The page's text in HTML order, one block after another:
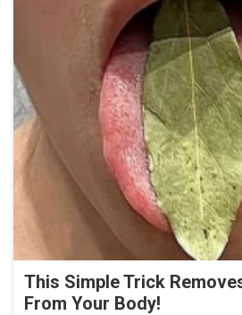
This Simple Trick
From Your Body!